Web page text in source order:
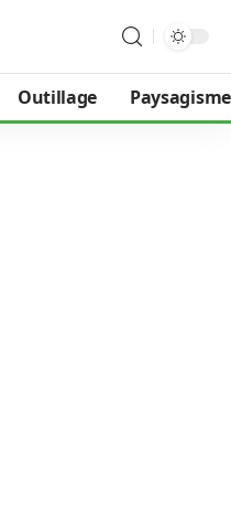
Outillage Paysagisme